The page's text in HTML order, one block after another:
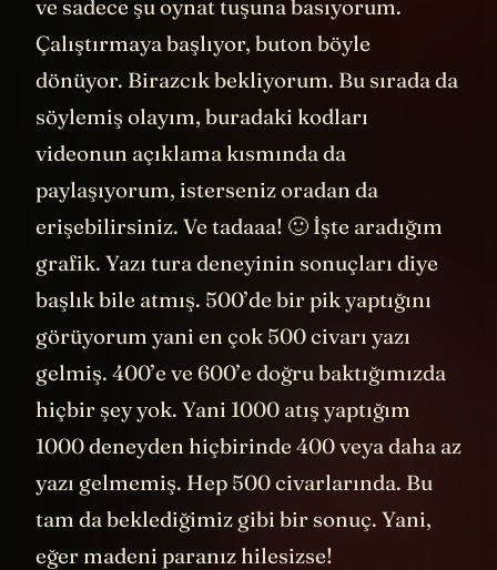
yeni not defteri oluştur dedim. Yapıştırdım
ve sadece şu oynat tuşuna basıyorum.
Çalıştırmaya başlıyor, buton böyle
dönüyor. Birazcık bekliyorum. Bu sırada da
söylemiş olayım, buradaki kodları
videonun açıklama kısmında da
paylaşıyorum, isterseniz oradan da
erişebilirsiniz. Ve tadaaa! 🙂 İşte aradığım
grafik. Yazı tura deneyinin sonuçları diye
başlık bile atmış. 500’de bir pik yaptığını
görüyorum yani en çok 500 civarı yazı
gelmiş. 400’e ve 600’e doğru baktığımızda
hiçbir şey yok. Yani 1000 atış yaptığım
1000 deneyden hiçbirinde 400 veya daha az
yazı gelmemiş. Hep 500 civarlarında. Bu
tam da beklediğimiz gibi bir sonuç. Yani,